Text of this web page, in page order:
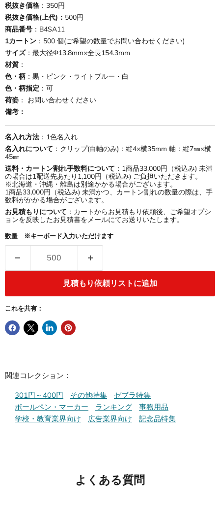
税抜き価格 ：350円
税抜き価格(上代)： 500円
商品番号 ：B4SA11
1カートン ：500 個(ご希望の数量でお問い合わせください)
サイズ：最大径Φ13.8mm×全長154.3mm
材質 ：
色・柄 ：黒・ピンク・ライトブルー・白
色・柄指定 ：可
荷姿 ： お問い合わせください
備考：
名入れ方法 ：1色名入れ
名入れについて ：クリップ(白軸のみ)：縦4×横35mm 軸：縦7㎜×横
45㎜
送料・カートン割れ手数料について ：1商品33,000円（税込み) 未満
の場合は1配送先あたり1,100円（税込み) ご負担いただきます。
※北海道・沖縄・離島は別途かかる場合がございます。
1商品33,000円（税込み) 未満かつ、カートン割れの数量の際は、手
数料がかかる場合がございます。
お見積もりについて ：カートからお見積もり依頼後、ご希望オプシ
ョンを反映したお見積書をメールにてお送りいたします。
数量 ※キーボード入力いただけます
見積もり依頼リストに追加
これを共有：
関連コレクション：
301円～400円
その他特集
ゼブラ特集
ボールペン・マーカー
ランキング
事務用品
学校・教育業界向け
広告業界向け 記念品特集
よくある質問